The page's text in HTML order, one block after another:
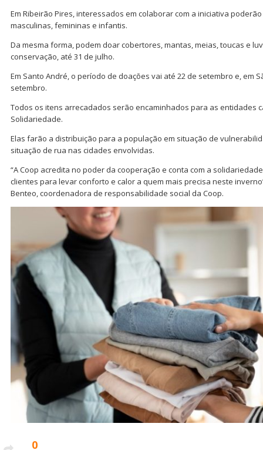
Em Ribeirão Pires, interessados em colaborar com a iniciativa
masculinas, femininas e infantis.
Da mesma forma, podem doar cobertores, mantas, meias, toucas e
conservação, até 31 de julho.
Em Santo André, o período de doações vai até 22 de setembro e, em
setembro.
Todos os itens arrecadados serão encaminhados para as entidades
Solidariedade.
Elas farão a distribuição para a população em situação de
situação de rua nas cidades envolvidas.
“A Coop acredita no poder da cooperação e conta com a
clientes para levar conforto e calor a quem mais precisa neste
Benteo, coordenadora de responsabilidade social da Coop.
0